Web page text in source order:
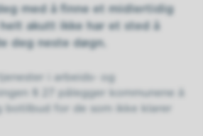
med å finne et midlertidig
akutt ikke har et sted å
deg neste døgn.
i arbeids- og
§ 27 pålegger kommunene å
botilbud for de som ikke klarer